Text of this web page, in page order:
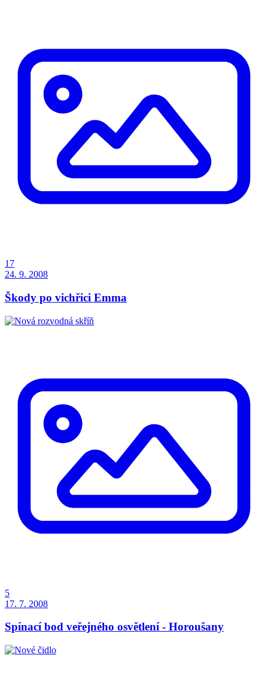
17
24. 9. 2008
Škody po vichřici Emma
5
17. 7. 2008
Spínací bod veřejného osvětlení - Horoušany